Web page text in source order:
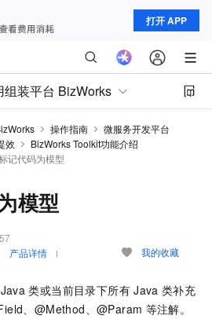
打开 APP
组装平台 BizWorks
操作指南
微服务开发平台
效
BizWorks Toolkit功能介绍
记代码为模型
模型
产品详情 我的收藏
Java 类或当前目录下所有 Java 类补充
、@Method、@Param 等注解。